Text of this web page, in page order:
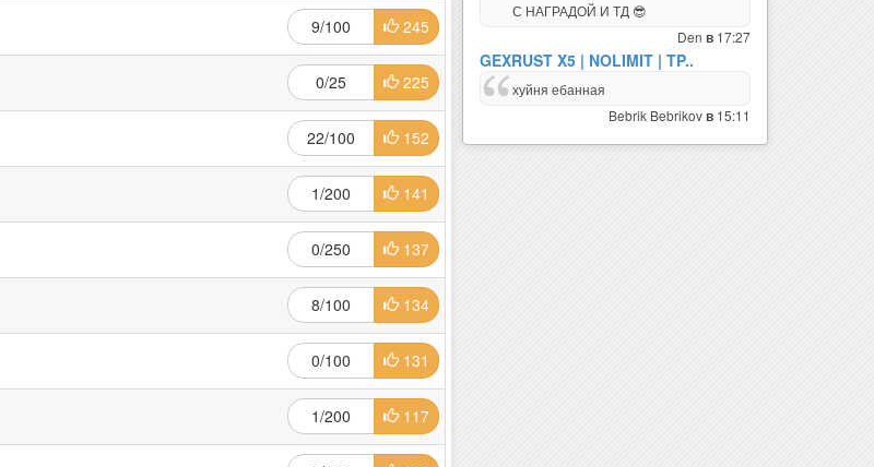
9/100 245
0/25 225
22/100 152
1/200 141
0/250 137
8/100 134
0/100 131
1/200 117
С НАГРАДОЙ И ТД 😎
Den в 17:27
GEXRUST X5 | NOLIMIT | TP..
хуйня ебанная
Bebrik Bebrikovв 15:11